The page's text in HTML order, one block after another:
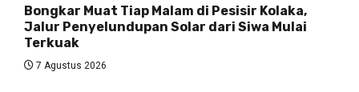
Bongkar Muat Tiap Malam di Pesisir Kolaka,
Jalur Penyelundupan Solar dari Siwa Mulai
Terkuak
7 Agustus 2026